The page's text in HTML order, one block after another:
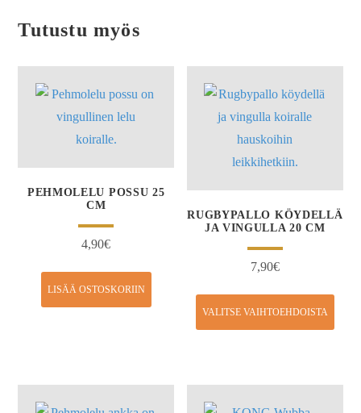
Tutustu myös
PEHMOLELU POSSU 25
CM
4,90€
LISÄÄ OSTOSKORIIN
RUGBYPALLO KÖYDELLÄ
JA VINGULLA 20 CM
7,90€
VALITSE VAIHTOEHDOISTA